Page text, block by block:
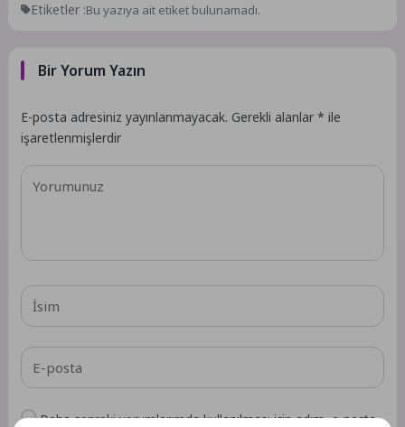
Etiketler :Bu yazıya ait etiket bulunamadı.
Bir Yorum Yazın
E-posta adresiniz yayınlanmayacak. Gerekli alanlar* ile
işaretlenmişlerdir
Daha sonraki yorumlarımda kullanılması için adım, e-posta